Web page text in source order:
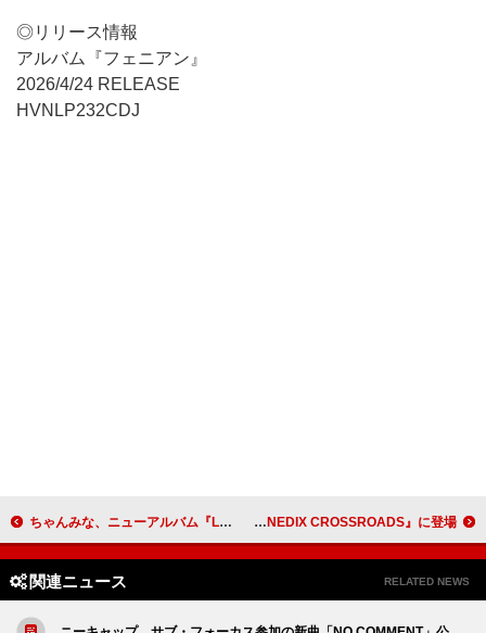
◎リリース情報
アルバム『フェニアン』
2026/4/24 RELEASE
HVNLP232CDJ
ちゃんみな、ニューアルバム『LEGEND』今春リリース 新曲「FLIP FLAP」先行配信も決定 松岡昌宏、“人生の分岐点について語り合う”松下奈緒のラジオ番組『KENEDIX CROSSROADS』に登場
関連ニュース RELATED NEWS